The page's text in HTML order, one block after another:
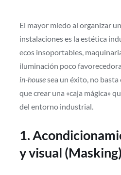
El mayor miedo al organizar
instalaciones es la estética
ecos insoportables,
iluminación poco
in-housesea un éxito, no
que crear una «caja mágica»
del entorno industrial.
1.
y visual (Masking)